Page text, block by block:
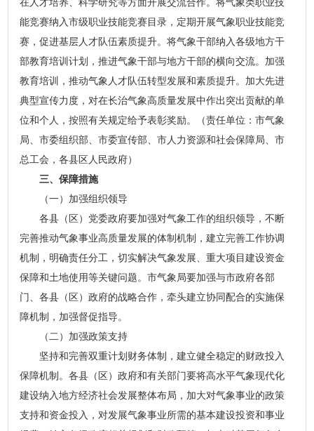
在人才培养、科学研究等方面开展交流合作。将气象类职业技
能竞赛纳入市级职业技能竞赛目录，定期开展气象职业技能竞
赛，促进基层人才队伍素质提升。将气象干部纳入各级地方干
部教育培训计划，推进气象干部与地方干部的横向交流。加强
教育培训，推动气象人才队伍转型发展和素质提升。加大先进
典型宣传力度，对在长治气象高质量发展中作出突出贡献的单
位和个人，按照有关规定给予表彰奖励。（责任单位：市气象
局、市委组织部、市委宣传部、市人力资源和社会保障局、市
总工会，各县区人民政府）
三、保障措施
（一）加强组织领导
各县（区）党委政府要加强对气象工作的组织领导，不断
完善推动气象事业高质量发展的体制机制，建立完善工作协调
机制，明确责任分工，切实解决气象发展、重大项目建设资金
保障和土地使用等关键问题。市气象局要加强与市政府各部
门、各县（区）政府的战略合作，牵头建立协同配合的实施保
障机制，加强督促指导。
（二）加强政策支持
坚持和完善双重计划财务体制，建立健全稳定的财政投入
保障机制。各县（区）政府和有关部门要将高水平气象现代化
建设纳入地方经济社会发展整体布局，加大对气象事业的政策
支持和资金投入，对发展气象事业所需的基本建设投资和事业